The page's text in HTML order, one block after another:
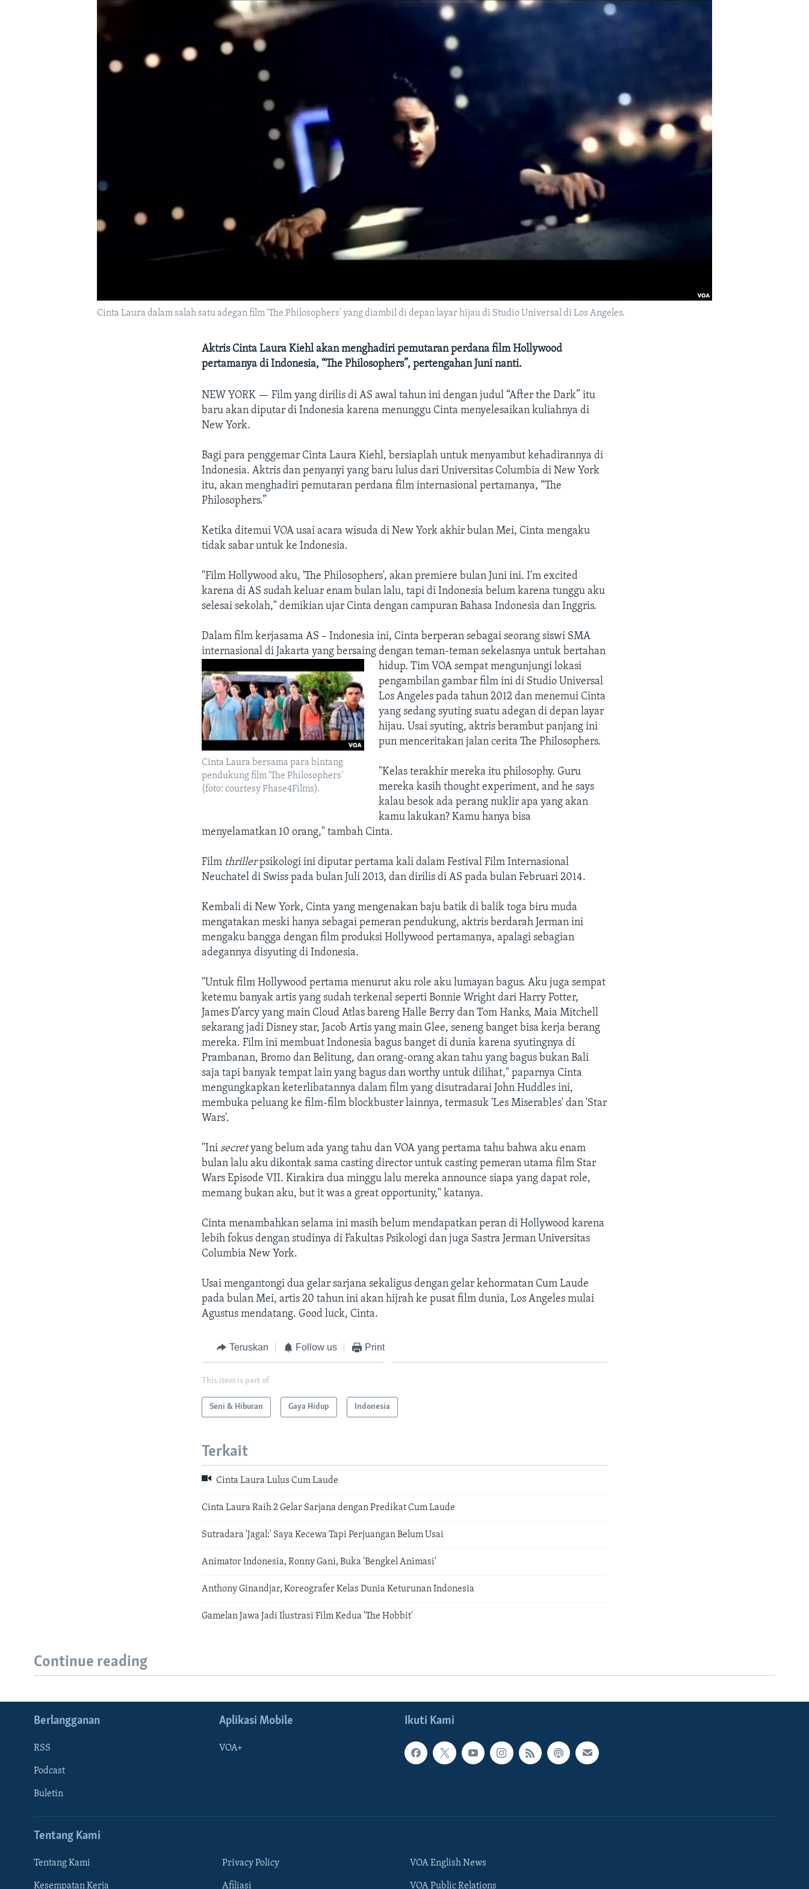
Cinta Laura dalam salah satu adegan film 'The Philosophers' yang diambil di depan layar hijau di Studio Universal di Los Angeles.
Aktris Cinta Laura Kiehl akan menghadiri pemutaran perdana film Hollywood
pertamanya di Indonesia, “The Philosophers”, pertengahan Juni nanti.
NEW YORK —Film yang dirilis di AS awal tahun ini dengan judul “After the Dark” itu
baru akan diputar di Indonesia karena menunggu Cinta menyelesaikan kuliahnya di
New York.
Bagi para penggemar Cinta Laura Kiehl, bersiaplah untuk menyambut kehadirannya di
Indonesia. Aktris dan penyanyi yang baru lulus dari Universitas Columbia di New York
itu, akan menghadiri pemutaran perdana film internasional pertamanya, “The
Philosophers.”
Ketika ditemui VOA usai acara wisuda di New York akhir bulan Mei, Cinta mengaku
tidak sabar untuk ke Indonesia.
"Film Hollywood aku, 'The Philosophers', akan premiere bulan Juni ini. I'm excited
karena di AS sudah keluar enam bulan lalu, tapi di Indonesia belum karena tunggu aku
selesai sekolah," demikian ujar Cinta dengan campuran Bahasa Indonesia dan Inggris.
Dalam film kerjasama AS – Indonesia ini, Cinta berperan sebagai seorang siswi SMA
internasional di Jakarta yang bersaing dengan teman-teman sekelasnya untuk bertahan
hidup.
Cinta Laura bersama para bintang
pendukung film 'The Philosophers'
(foto: courtesy Phase4Films).
Tim VOA sempat mengunjungi lokasi
pengambilan gambar film ini di Studio Universal
Los Angeles pada tahun 2012 dan menemui Cinta
yang sedang syuting suatu adegan di depan layar
hijau. Usai syuting, aktris berambut panjang ini
pun menceritakan jalan cerita The Philosophers.
"Kelas terakhir mereka itu philosophy. Guru
mereka kasih thought experiment, and he says
kalau besok ada perang nuklir apa yang akan
kamu lakukan? Kamu hanya bisa
menyelamatkan 10 orang," tambah Cinta.
Film thrillerpsikologi ini diputar pertama kali dalam Festival Film Internasional
Neuchatel di Swiss pada bulan Juli 2013, dan dirilis di AS pada bulan Februari 2014.
Kembali di New York, Cinta yang mengenakan baju batik di balik toga biru muda
mengatakan meski hanya sebagai pemeran pendukung, aktris berdarah Jerman ini
mengaku bangga dengan film produksi Hollywood pertamanya, apalagi sebagian
adegannya disyuting di Indonesia.
"Untuk film Hollywood pertama menurut aku role aku lumayan bagus. Aku juga sempat
ketemu banyak artis yang sudah terkenal seperti Bonnie Wright dari Harry Potter,
James D’arcy yang main Cloud Atlas bareng Halle Berry dan Tom Hanks, Maia Mitchell
sekarang jadi Disney star, Jacob Artis yang main Glee, seneng banget bisa kerja berang
mereka. Film ini membuat Indonesia bagus banget di dunia karena syutingnya di
Prambanan, Bromo dan Belitung, dan orang-orang akan tahu yang bagus bukan Bali
saja tapi banyak tempat lain yang bagus dan worthy untuk dilihat," paparnya Cinta
mengungkapkan keterlibatannya dalam film yang disutradarai John Huddles ini,
membuka peluang ke film-film blockbuster lainnya, termasuk 'Les Miserables' dan 'Star
Wars'.
"Ini secretyang belum ada yang tahu dan VOA yang pertama tahu bahwa aku enam
bulan lalu aku dikontak sama casting director untuk casting pemeran utama film Star
Wars Episode VII. Kirakira dua minggu lalu mereka announce siapa yang dapat role,
memang bukan aku, but it was a great opportunity," katanya.
Cinta menambahkan selama ini masih belum mendapatkan peran di Hollywood karena
lebih fokus dengan studinya di Fakultas Psikologi dan juga Sastra Jerman Universitas
Columbia New York.
Usai mengantongi dua gelar sarjana sekaligus dengan gelar kehormatan Cum Laude
pada bulan Mei, artis 20 tahun ini akan hijrah ke pusat film dunia, Los Angeles mulai
Agustus mendatang. Good luck, Cinta.
Teruskan Follow us Print
This item is part of
Seni & Hiburan Gaya Hidup Indonesia
Terkait
Cinta Laura Lulus Cum Laude
Cinta Laura Raih 2 Gelar Sarjana dengan Predikat Cum Laude
Sutradara 'Jagal:' Saya Kecewa Tapi Perjuangan Belum Usai
Animator Indonesia, Ronny Gani, Buka 'Bengkel Animasi'
Anthony Ginandjar, Koreografer Kelas Dunia Keturunan Indonesia
Gamelan Jawa Jadi Ilustrasi Film Kedua 'The Hobbit'
Continue reading
Ikuti Kami
Berlangganan
RSS
Podcast
Buletin
Aplikasi Mobile
VOA+
Tentang Kami
Tentang Kami
Kesempatan Kerja
Privacy Policy
Afiliasi
VOA English News
VOA Public Relations